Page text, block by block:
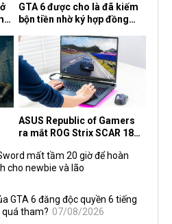
GTA 6 được cho là đã kiếm
bộn tiền nhờ ký hợp đồng
ASUS Republic of Gamers
ra mắt ROG Strix SCAR 18
mất tầm 20 giờ để hoàn
cho newbie và lão
GTA 6 đăng độc quyền 6 tiếng
tham? 07/08/2026